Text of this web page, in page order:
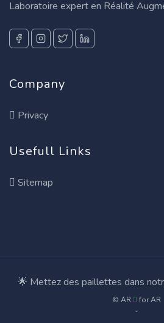
Laboratoire expert en Réalité
Company
Privacy
Usefull Links
Sitemap
🌟 Mettez des paillettes dans
© AR forAR
-